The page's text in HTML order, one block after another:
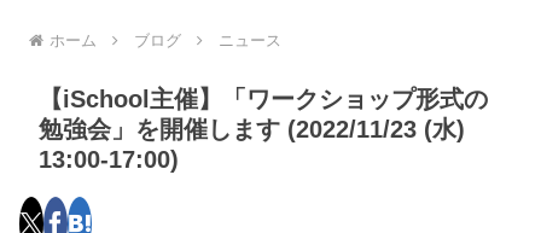
ホーム ブログ ニュース
【iSchool主催】「ワークショップ形式の
勉強会」を開催します (2022/11/23 (水)
13:00-17:00)